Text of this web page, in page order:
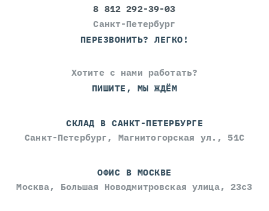
8 812 292-39-03
Санкт-Петербург
ПЕРЕЗВОНИТЬ? ЛЕГКО!
Хотите с нами работать?
ПИШИТЕ, МЫ ЖДЁМ
СКЛАД В САНКТ-ПЕТЕРБУРГЕ
Санкт-Петербург, Магнитогорская ул., 51С
ОФИС В МОСКВЕ
Москва, Большая Новодмитровская улица, 23с3